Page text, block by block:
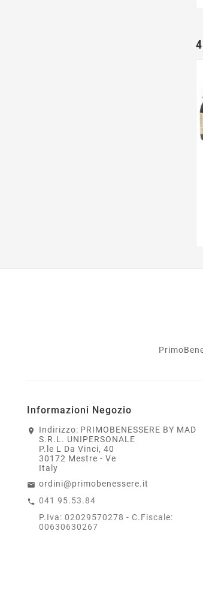
Informazioni Negozio
Indirizzo: PRIMOBENESSERE BY MAD
S.R.L. UNIPERSONALE
P.le L Da Vinci, 40
30172 Mestre - Ve
Italy
ordini@primobenessere.it
041 95.53.84
P.Iva: 02029570278 - C.Fiscale:
00630630267